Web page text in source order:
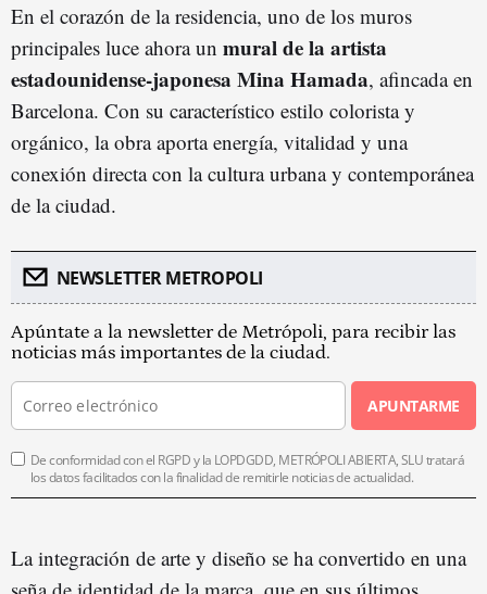
En el corazón de la residencia, uno de los muros
principales luce ahora un mural de la artista
estadounidense-japonesa Mina Hamada, afincada en
Barcelona. Con su característico estilo colorista y
orgánico, la obra aporta energía, vitalidad y una
conexión directa con la cultura urbana y contemporánea
de la ciudad.
NEWSLETTER METROPOLI
Apúntate a la newsletter de Metrópoli, para recibir las
noticias más importantes de la ciudad.
APUNTARME
De conformidad con el RGPD y la LOPDGDD, METRÓPOLI ABIERTA, SLU tratará
los datos facilitados con la finalidad de remitirle noticias de actualidad.
La integración de arte y diseño se ha convertido en una